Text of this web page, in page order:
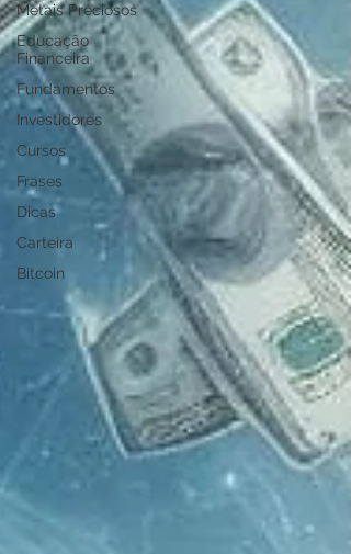
Metais Preciosos
Educação
Financeira
Fundamentos
Investidores
Cursos
Frases
Dicas
Carteira
Bitcoin